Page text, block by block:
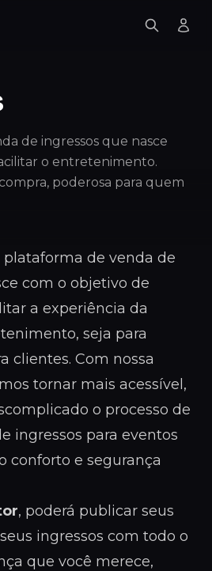
de ingressos que nasce
o entretenimento.
poderosa para quem
de venda de
com o objetivo de
a experiência da
seja para
clientes. Com nossa
tornar mais acessível,
o processo de
ingressos para eventos
conforto e segurança
, poderá publicar seus
ingressos com todo o
que você merece,